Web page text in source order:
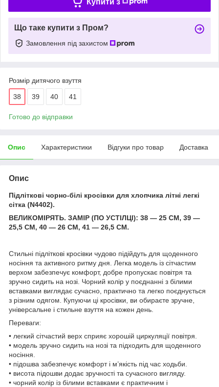
Що таке купити з Пром?
Замовлення під захистом
Розмір дитячого взуття
38 39 40 41
Готово до відправки
Опис Характеристики Відгуки про товар Доставка
Опис
Підліткові чорно-білі кросівки для хлопчика літні легкі
сітка (N4402).
ВЕЛИКОМІРЯТЬ. ЗАМІР (ПО УСТІЛЦІ): 38 — 25 СМ, 39 —
25,5 СМ, 40 — 26 СМ, 41 — 26,5 СМ.
Стильні підліткові кросівки чудово підійдуть для щоденного
носіння та активного ритму дня. Легка модель із сітчастим
верхом забезпечує комфорт, добре пропускає повітря та
зручно сидить на нозі. Чорний колір у поєднанні з білими
вставками виглядає сучасно, практично та легко поєднується
з різним одягом. Купуючи ці кросівки, ви обираєте зручне,
універсальне і стильне взуття на кожен день.
Переваги:
• легкий сітчастий верх сприяє хорошій циркуляції повітря.
• модель зручно сидить на нозі та підходить для щоденного
носіння.
• підошва забезпечує комфорт і м’якість під час ходьби.
• висота підошви додає зручності та сучасного вигляду.
• чорний колір із білими вставками є практичним і